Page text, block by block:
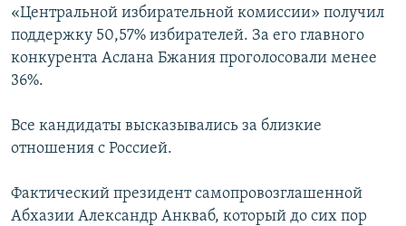
«Центральной избирательной комиссии» получил
поддержку 50,57% избирателей. За его главного
конкурента Аслана Бжания проголосовали менее
36%.
Все кандидаты высказывались за близкие
отношения с Россией.
Фактический президент самопровозглашенной
Абхазии Александр Анкваб, который до сих пор